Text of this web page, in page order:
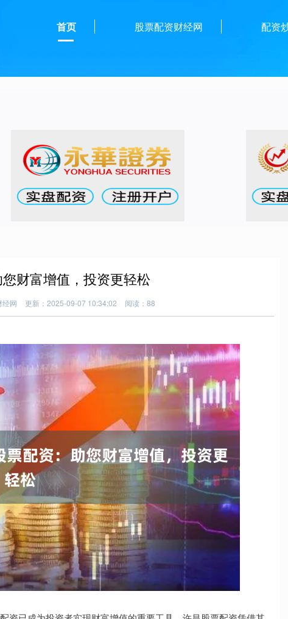
首页 股票配资财经网 配资
财富增值，投资更轻松
经网 更新：2025-09-07 10:34:02 阅读：88